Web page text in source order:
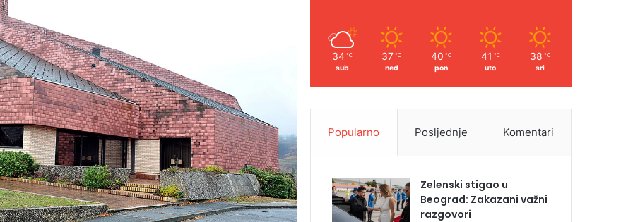
34 ℃
sub
37 ℃
ned
40 ℃
pon
41 ℃
uto
38 ℃
sri
Popularno Posljednje Komentari
Zelenski stigao u
Beograd: Zakazani važni
razgovori